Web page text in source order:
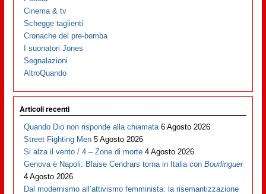
Cinema & tv
Schegge taglienti
Cronache del pre-bomba
I suonatori Jones
Segnalazioni
AltroQuando
Articoli recenti
Quando Dio non risponde alla chiamata 6 Agosto 2026
Street Fighting Men 5 Agosto 2026
Si alza il vento / 4 – Zone di morte 4 Agosto 2026
Genova è Napoli: Blaise Cendrars torna in Italia conBourlinguer
4 Agosto 2026
Dal modernismo all’attivismo femminista: la risemantizzazione